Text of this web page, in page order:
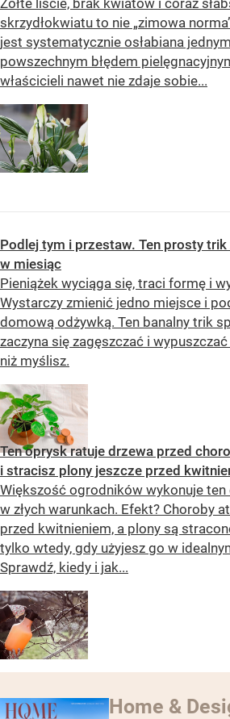
skrzydłokwiatu to nie „zimowa
jest systematycznie osłabiana
powszechnym błędem
właścicieli nawet nie zdaje sobie...
Podlej tym i przestaw. Ten prosty
w miesiąc
Pieniążek wyciąga się, traci formę i
Wystarczy zmienić jedno miejsce i
domową odżywką. Ten banalny trik
zaczyna się zagęszczać i
niż myślisz.
Ten oprysk ratuje drzewa przed
i stracisz plony jeszcze przed
Większość ogrodników wykonuje
w złych warunkach. Efekt? Choroby
przed kwitnieniem, a plony są
tylko wtedy, gdy użyjesz go w
Sprawdź, kiedy i jak...
Home &